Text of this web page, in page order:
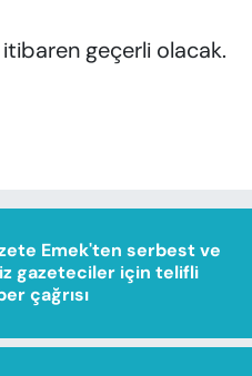
geçerli olacak.
Emek'ten serbest ve
gazeteciler için telifli
çağrısı